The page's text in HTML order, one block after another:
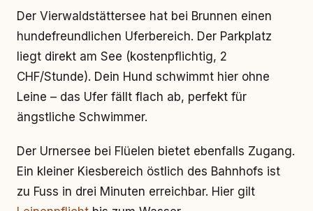
Der Vierwaldstättersee hat bei Brunnen einen
hundefreundlichen Uferbereich. Der Parkplatz
liegt direkt am See (kostenpflichtig, 2
CHF/Stunde). Dein Hund schwimmt hier ohne
Leine – das Ufer fällt flach ab, perfekt für
ängstliche Schwimmer.
Der Urnersee bei Flüelen bietet ebenfalls Zugang.
Ein kleiner Kiesbereich östlich des Bahnhofs ist
zu Fuss in drei Minuten erreichbar. Hier gilt